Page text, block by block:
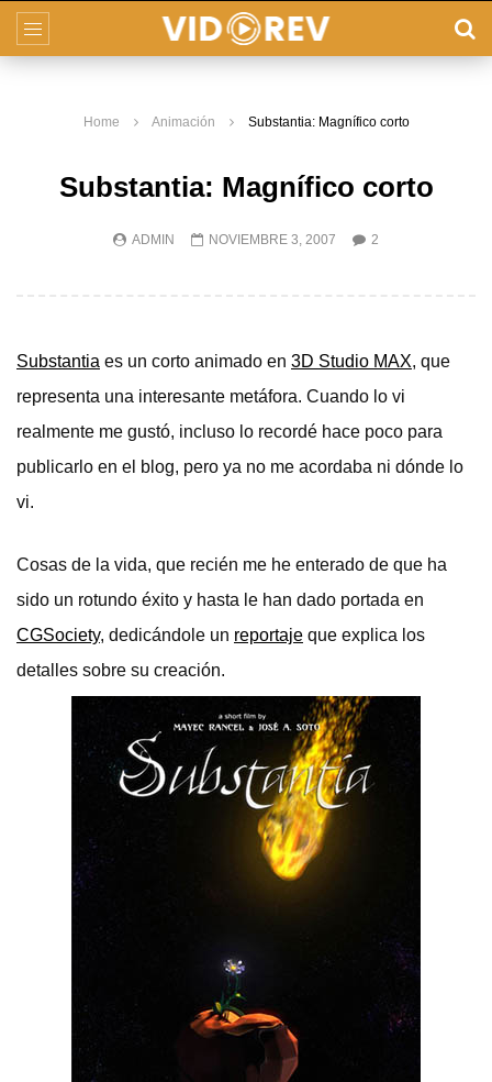
Home Animación Substantia: Magnífico corto
Substantia: Magnífico corto
ADMIN NOVIEMBRE 3, 2007 2
Substantia es un corto animado en 3D Studio MAX, que
representa una interesante metáfora. Cuando lo vi
realmente me gustó, incluso lo recordé hace poco para
publicarlo en el blog, pero ya no me acordaba ni dónde lo
vi.
Cosas de la vida, que recién me he enterado de que ha
sido un rotundo éxito y hasta le han dado portada en
CGSociety, dedicándole un reportaje que explica los
detalles sobre su creación.